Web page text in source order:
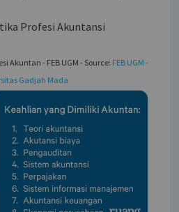
Akuntan - FEB UGM - Source: FEB UGM -
Gadjah Mada